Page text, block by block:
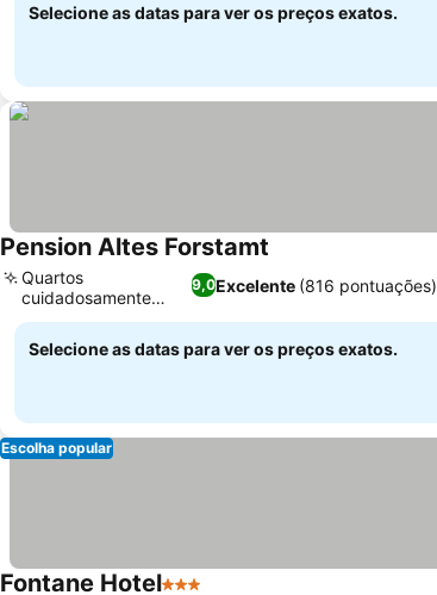
Selecione as datas para ver os preços exatos.
Pension Altes Forstamt
9,0Excelente (816 pontuações)
Quartos
cuidadosamente
decorados
Selecione as datas para ver os preços exatos.
Escolha popular
Fontane Hotel